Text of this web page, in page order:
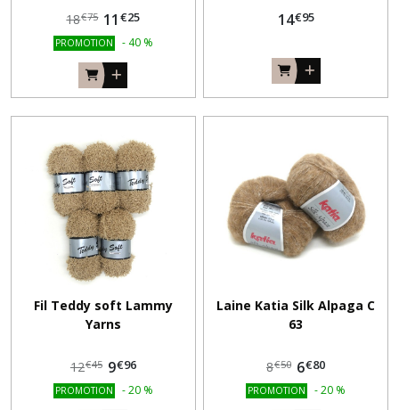
18€75 11 €25
PROMOTION - 40 %
14€95
Fil Teddy soft Lammy
Yarns
12€45 9€96
PROMOTION -20 %
Laine Katia Silk Alpaga C
63
8€50 6€80
PROMOTION -20 %